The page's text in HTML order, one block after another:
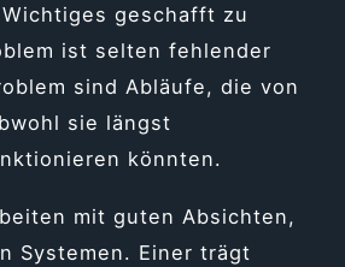
geschafft zu
ist selten fehlender
sind Abläufe, die von
sie längst
könnten.
mit guten Absichten,
Systemen. Einer trägt